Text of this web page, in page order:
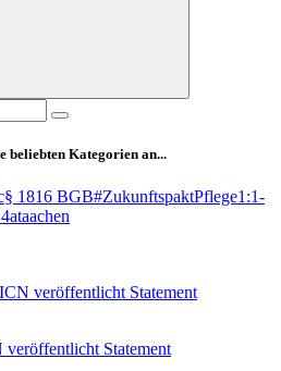
beliebten Kategorien an...
§ 1816 BGB#ZukunftspaktPflege1:1-
4ataachen
veröffentlicht Statement